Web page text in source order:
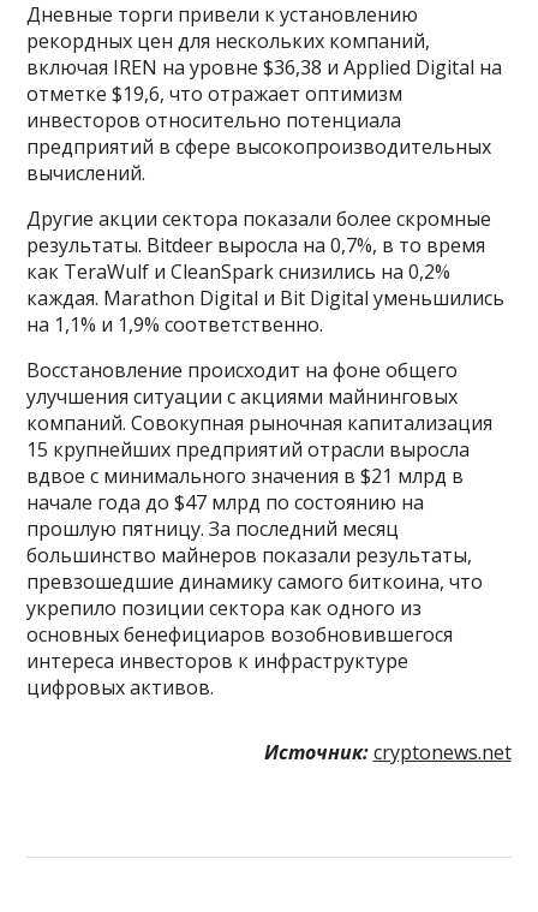
Дневные торги привели к установлению
рекордных цен для нескольких компаний,
включая IREN на уровне $36,38 и Applied Digital на
отметке $19,6, что отражает оптимизм
инвесторов относительно потенциала
предприятий в сфере высокопроизводительных
вычислений.
Другие акции сектора показали более скромные
результаты. Bitdeer выросла на 0,7%, в то время
как TeraWulf и CleanSpark снизились на 0,2%
каждая. Marathon Digital и Bit Digital уменьшились
на 1,1% и 1,9% соответственно.
Восстановление происходит на фоне общего
улучшения ситуации с акциями майнинговых
компаний. Совокупная рыночная капитализация
15 крупнейших предприятий отрасли выросла
вдвое с минимального значения в $21 млрд в
начале года до $47 млрд по состоянию на
прошлую пятницу. За последний месяц
большинство майнеров показали результаты,
превзошедшие динамику самого биткоина, что
укрепило позиции сектора как одного из
основных бенефициаров возобновившегося
интереса инвесторов к инфраструктуре
цифровых активов.
Источник: cryptonews.net